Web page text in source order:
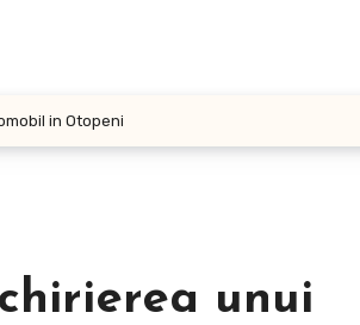
in Otopeni
unui